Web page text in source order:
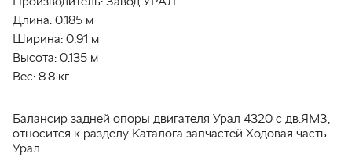
Длина: 0.185 м
Ширина: 0.91 м
Высота: 0.135 м
Вес: 8.8 кг
Балансир задней опоры двигателя Урал 4320 с дв.ЯМЗ,
относится к разделу Каталога запчастей Ходовая часть
Урал.